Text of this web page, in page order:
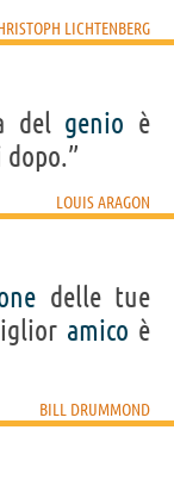
LICHTENBERG
del genio è
LOUIS ARAGON
delle tue
amico è
BILL DRUMMOND